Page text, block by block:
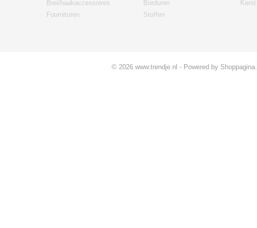
Brei/haakaccessoires
Fournituren
Borduren
Stoffen
Kerst
© 2026 www.trendje.nl - Powered by